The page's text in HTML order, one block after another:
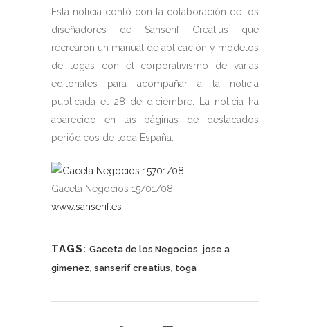
Esta noticia contó con la colaboración de los
diseñadores de Sanserif Creatius que
recrearon un manual de aplicación y modelos
de togas con el corporativismo de varias
editoriales para acompañar a la noticia
publicada el 28 de diciembre. La noticia ha
aparecido en las páginas de destacados
periódicos de toda España.
Gaceta Negocios 15/01/08
www.sanserif.es
TAGS: Gaceta de los Negocios jose a
gimenez sanserif creatius toga